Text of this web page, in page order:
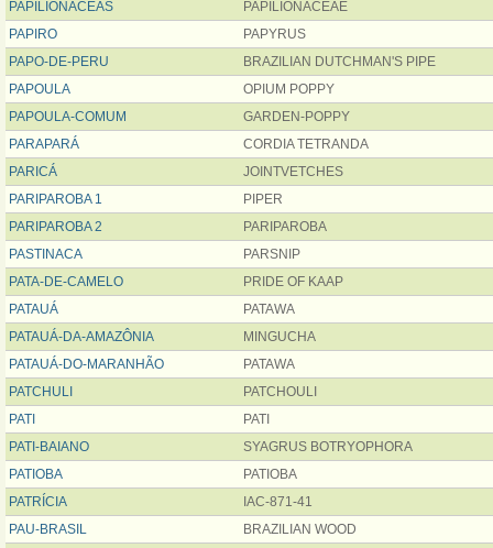
PAPILIONÁCEAS
PAPILIONACEAE
PAPIRO
PAPYRUS
PAPO-DE-PERU
BRAZILIAN DUTCHMAN'S PIPE
PAPOULA
OPIUM POPPY
PAPOULA-COMUM
GARDEN-POPPY
PARAPARÁ
CORDIA TETRANDA
PARICÁ
JOINTVETCHES
PARIPAROBA 1
PIPER
PARIPAROBA 2
PARIPAROBA
PASTINACA
PARSNIP
PATA-DE-CAMELO
PRIDE OF KAAP
PATAUÁ
PATAWA
PATAUÁ-DA-AMAZÔNIA
MINGUCHA
PATAUÁ-DO-MARANHÃO
PATAWA
PATCHULI
PATCHOULI
PATI
PATI
PATI-BAIANO
SYAGRUS BOTRYOPHORA
PATIOBA
PATIOBA
PATRÍCIA
IAC-871-41
PAU-BRASIL
BRAZILIAN WOOD